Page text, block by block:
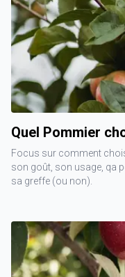
Quel Pommier
Focus sur comment
son goût, son usage, qa
sa greffe (ou non).